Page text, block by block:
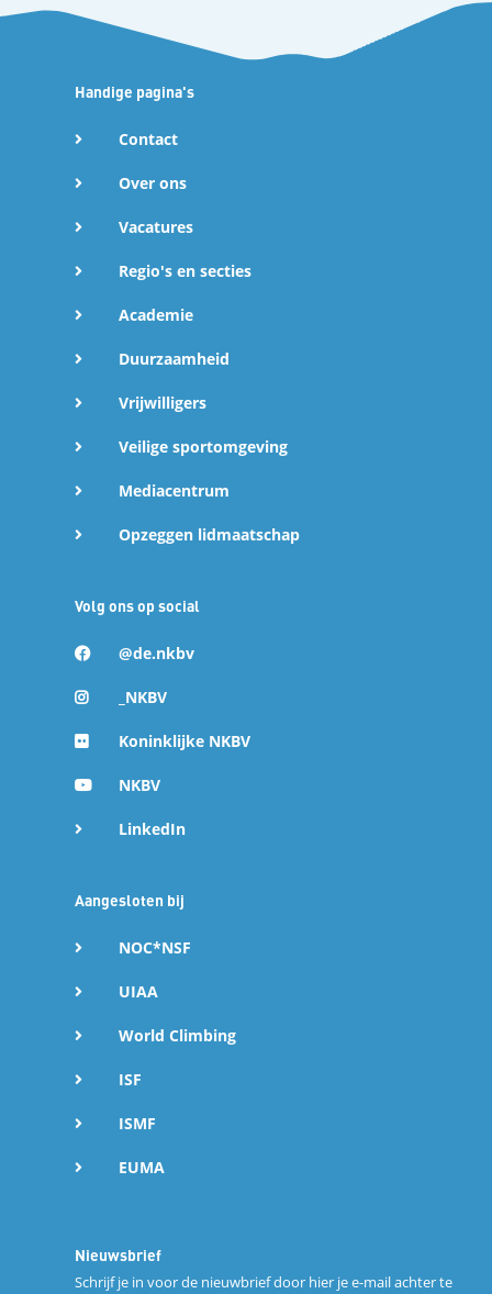
Handige pagina's
Contact
Over ons
Vacatures
Regio's en secties
Academie
Duurzaamheid
Vrijwilligers
Veilige sportomgeving
Mediacentrum
Opzeggen lidmaatschap
Volg ons op social
@de.nkbv
_NKBV
Koninklijke NKBV
NKBV
LinkedIn
Aangesloten bij
NOC*NSF
UIAA
World Climbing
ISF
ISMF
EUMA
Nieuwsbrief
Schrijf je in voor de nieuwbrief door hier je e-mail achter te